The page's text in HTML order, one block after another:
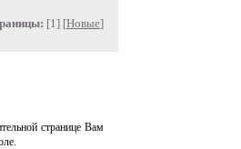
[1] [Новые]
странице Вам